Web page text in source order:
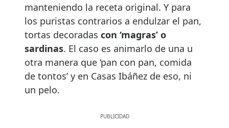
manteniendo la receta original. Y para
los puristas contrarios a endulzar el pan,
tortas decoradas con ‘magras’ o
sardinas. El caso es animarlo de una u
otra manera que ‘pan con pan, comida
de tontos’ y en Casas Ibáñez de eso, ni
un pelo.